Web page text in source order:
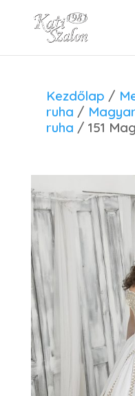
Kezdőlap /
ruha /
ruha / 151